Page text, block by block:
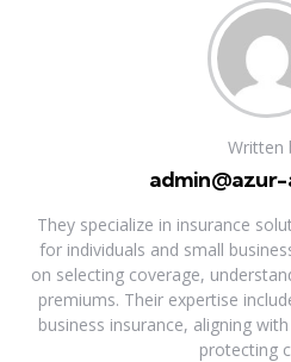
Written
admin@azur-
They specialize in insurance
for individuals and small
on selecting coverage,
premiums. Their expertise
business insurance, aligning
protecting